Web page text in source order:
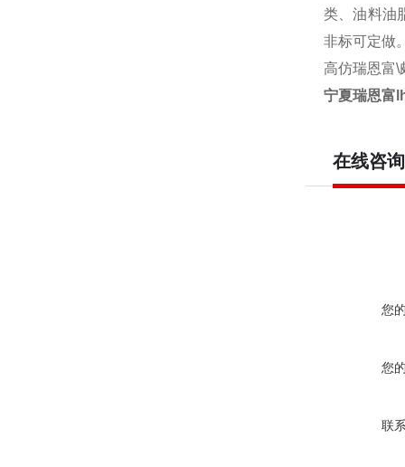
类、油料油
非标可定做
高仿瑞恩富\
宁夏瑞恩富
在线咨询
您
您
联